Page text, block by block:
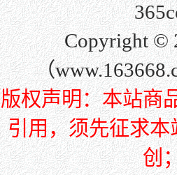
Copyright ©
（
版权声明：本站商
引用，须先征求本
创